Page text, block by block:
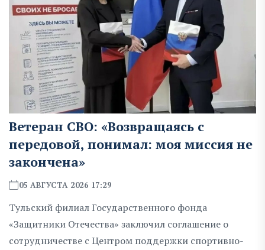
Ветеран СВО: «Возвращаясь с
передовой, понимал: моя миссия не
закончена»
05 АВГУСТА 2026 17:29
Тульский филиал Государственного фонда
«Защитники Отечества» заключил соглашение о
сотрудничестве с Центром поддержки спортивно-